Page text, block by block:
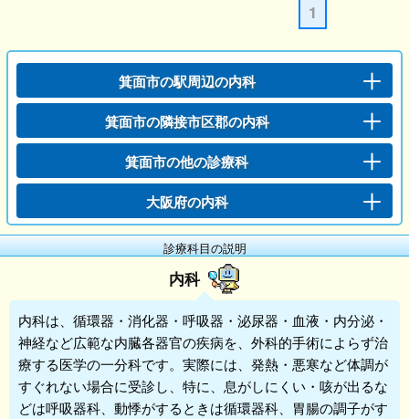
1
箕面市の駅周辺の内科
箕面市の隣接市区郡の内科
箕面市の他の診療科
大阪府の内科
診療科目の説明
内科
内科は、循環器・消化器・呼吸器・泌尿器・血液・内分泌・
神経など広範な内臓各器官の疾病を、外科的手術によらず治
療する医学の一分科です。実際には、発熱・悪寒など体調が
すぐれない場合に受診し、特に、息がしにくい・咳が出るな
どは呼吸器科、動悸がするときは循環器科、胃腸の調子がす